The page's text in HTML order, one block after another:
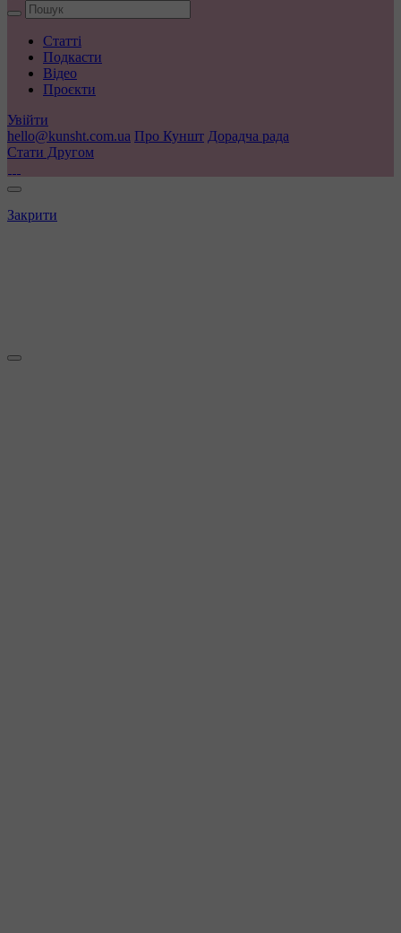
Статті
Подкасти
Відео
Проєкти
Увійти
hello@kunsht.com.ua Про Куншт Дорадча рада
Стати Другом
Закрити